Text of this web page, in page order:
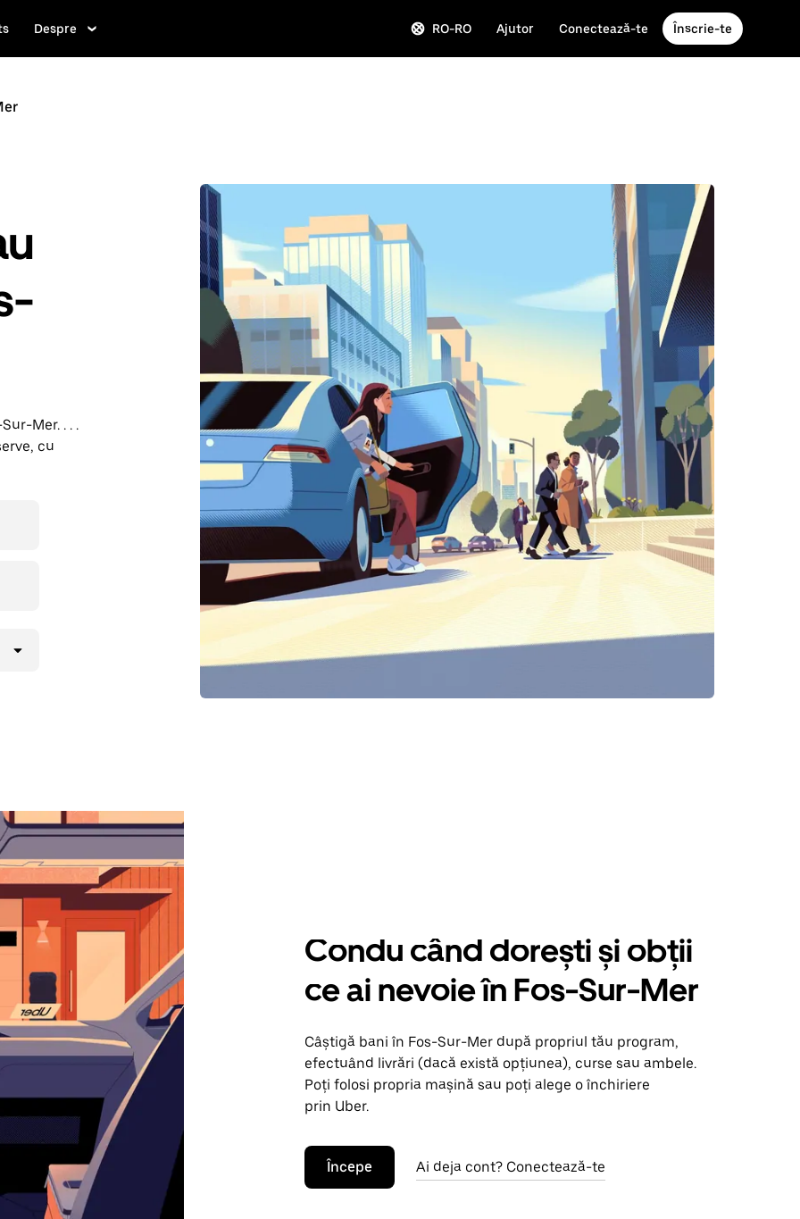
Despre RO-RO Ajutor Conectează-te Înscrie-te
Mer. . . .
cu
Condu când dorești și obții
ce ai nevoie în Fos-Sur-Mer
Câștigă bani în Fos-Sur-Mer după propriul tău program,
efectuând livrări (dacă există opțiunea), curse sau ambele.
Poți folosi propria mașină sau poți alege o închiriere
prin Uber.
Începe Ai deja cont? Conectează-te